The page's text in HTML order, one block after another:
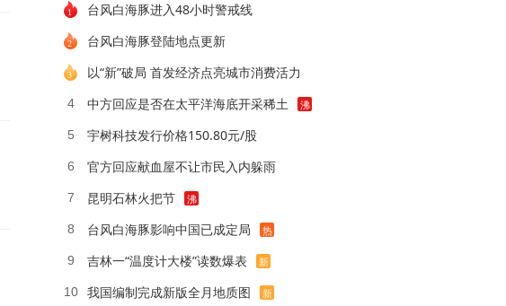
台风白海豚进入48小时警戒线
台风白海豚登陆地点更新
以“新”破局 首发经济点亮城市消费活力
4 中方回应是否在太平洋海底开采稀土 沸
5 宇树科技发行价格150.80元/股
6 官方回应献血屋不让市民入内躲雨
7 昆明石林火把节 沸
8 台风白海豚影响中国已成定局 热
9 吉林一“温度计大楼”读数爆表 新
10 我国编制完成新版全月地质图 新